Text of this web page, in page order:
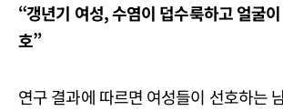
“갱년기 여성, 수염이 덥수룩하고 얼굴
호”
연구 결과에 따르면 여성들이 선호하는